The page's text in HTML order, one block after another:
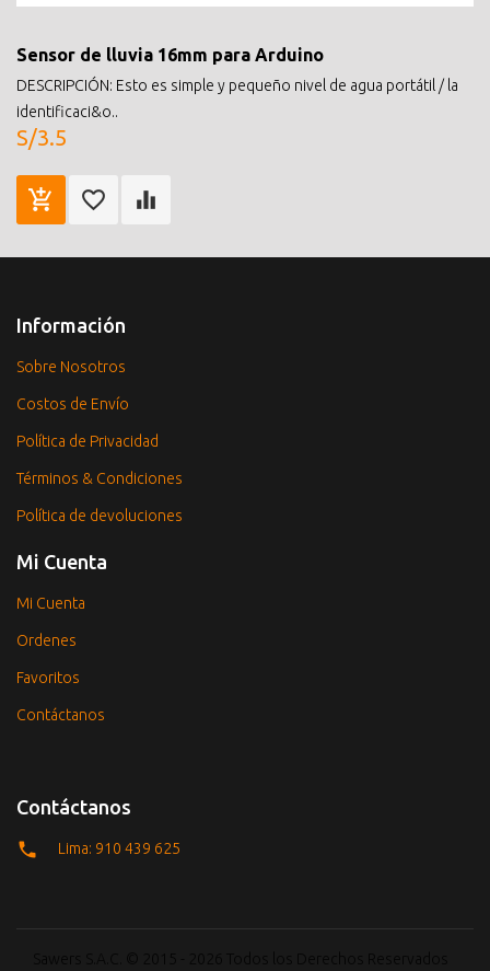
Sensor de lluvia 16mm para Arduino
DESCRIPCIÓN: Esto es simple y pequeño nivel de agua portátil / la
identificaci&o..
S/3.5
Información
Sobre Nosotros
Costos de Envío
Política de Privacidad
Términos & Condiciones
Política de devoluciones
Mi Cuenta
Mi Cuenta
Ordenes
Favoritos
Contáctanos
Contáctanos
Lima: 910 439 625